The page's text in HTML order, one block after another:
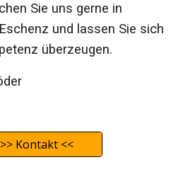
Sie uns gerne in
und lassen Sie sich
überzeugen.
>> Kontakt <<